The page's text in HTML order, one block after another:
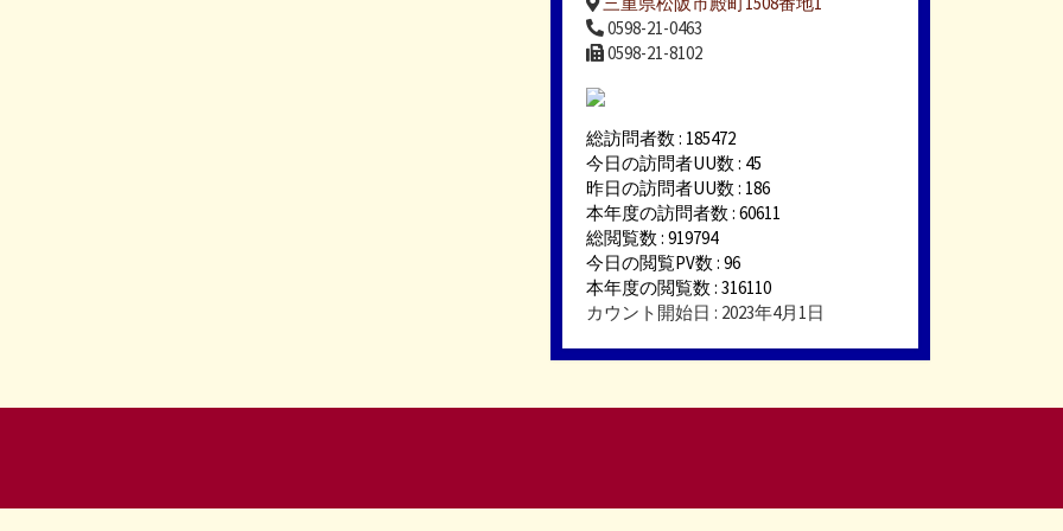
0598-21-0463
0598-21-8102
総訪問者数 : 185472
今日の訪問者UU数 : 45
昨日の訪問者UU数 : 186
本年度の訪問者数 : 60611
総閲覧数 : 919794
今日の閲覧PV数 : 96
本年度の閲覧数 : 316110
カウント開始日 : 2023年4月1日